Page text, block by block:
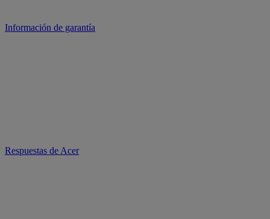
Información de garantía
Respuestas de Acer